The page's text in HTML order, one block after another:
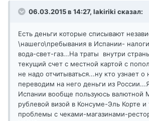
06.03.2015 в 14:27, lakiriki сказал:
Есть деньги которые списывают
\нашего\пребывания в Испании-
вода-свет-газ...На траты внутри
текущий счет с местной картой с
не надо отчитываться...ну кто узнает
переводим на него деньги из
Испании вообще пользуюсь валютной
рублевой визой в Консуме-Эль Корте и
проблемы с чеками-магазинами-